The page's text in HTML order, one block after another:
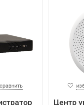
сравнить
Центр